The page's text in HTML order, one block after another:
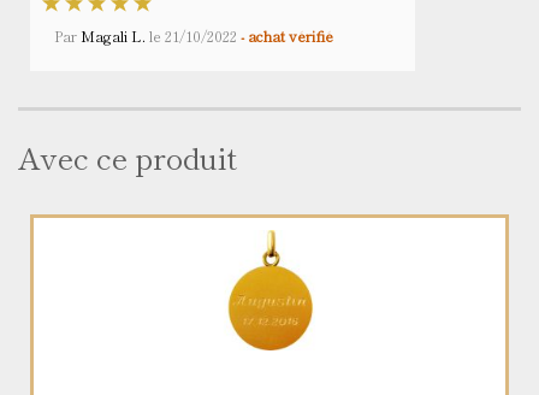
Par Magali L. le 21/10/2022 - achat vérifié
Avec ce produit